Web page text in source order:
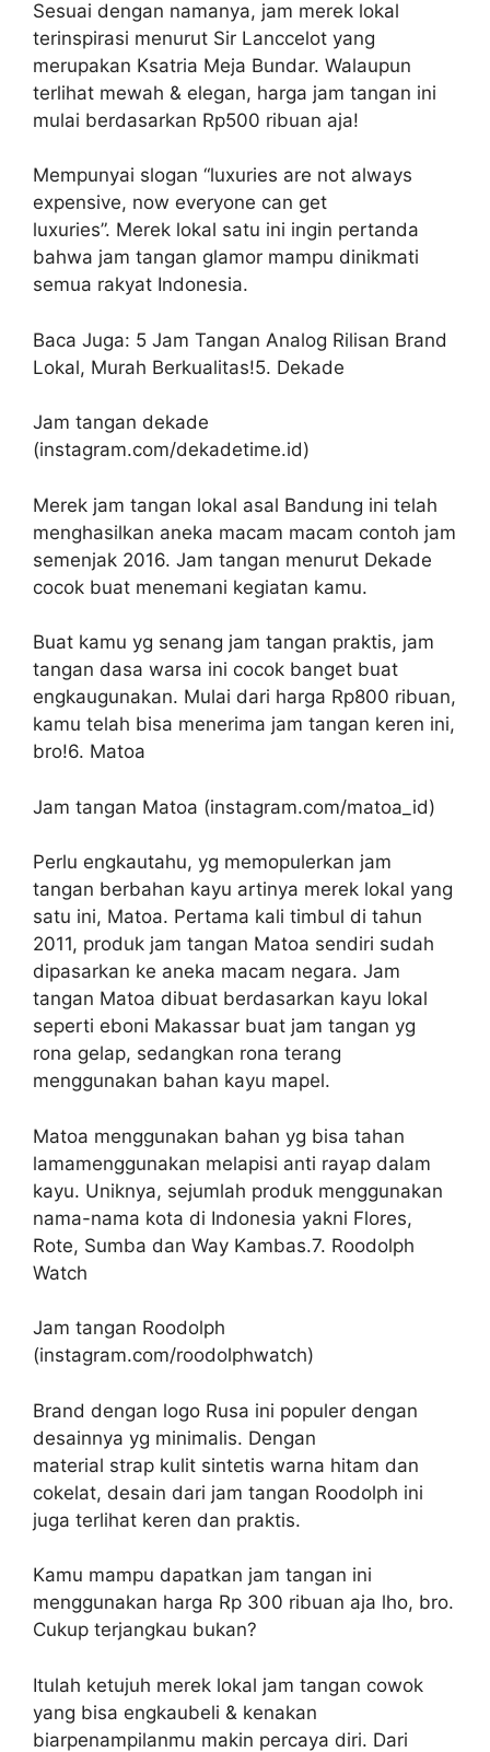
Sesuai dengan namanya, jam merek lokal
terinspirasi menurut Sir Lanccelot yang
merupakan Ksatria Meja Bundar. Walaupun
terlihat mewah & elegan, harga jam tangan ini
mulai berdasarkan Rp500 ribuan aja!
Mempunyai slogan “luxuries are not always
expensive, now everyone can get
luxuries”. Merek lokal satu ini ingin pertanda
bahwa jam tangan glamor mampu dinikmati
semua rakyat Indonesia.
Baca Juga: 5 Jam Tangan Analog Rilisan Brand
Lokal, Murah Berkualitas!5. Dekade
Jam tangan dekade
(instagram.com/dekadetime.id)
Merek jam tangan lokal asal Bandung ini telah
menghasilkan aneka macam macam contoh jam
semenjak 2016. Jam tangan menurut Dekade
cocok buat menemani kegiatan kamu.
Buat kamu yg senang jam tangan praktis, jam
tangan dasa warsa ini cocok banget buat
engkaugunakan. Mulai dari harga Rp800 ribuan,
kamu telah bisa menerima jam tangan keren ini,
bro!6. Matoa
Jam tangan Matoa (instagram.com/matoa_id)
Perlu engkautahu, yg memopulerkan jam
tangan berbahan kayu artinya merek lokal yang
satu ini, Matoa. Pertama kali timbul di tahun
2011, produk jam tangan Matoa sendiri sudah
dipasarkan ke aneka macam negara. Jam
tangan Matoa dibuat berdasarkan kayu lokal
seperti eboni Makassar buat jam tangan yg
rona gelap, sedangkan rona terang
menggunakan bahan kayu mapel.
Matoa menggunakan bahan yg bisa tahan
lamamenggunakan melapisi anti rayap dalam
kayu. Uniknya, sejumlah produk menggunakan
nama-nama kota di Indonesia yakni Flores,
Rote, Sumba dan Way Kambas.7. Roodolph
Watch
Jam tangan Roodolph
(instagram.com/roodolphwatch)
Brand dengan logo Rusa ini populer dengan
desainnya yg minimalis. Dengan
material strap kulit sintetis warna hitam dan
cokelat, desain dari jam tangan Roodolph ini
juga terlihat keren dan praktis.
Kamu mampu dapatkan jam tangan ini
menggunakan harga Rp 300 ribuan aja lho, bro.
Cukup terjangkau bukan?
Itulah ketujuh merek lokal jam tangan cowok
yang bisa engkaubeli & kenakan
biarpenampilanmu makin percaya diri. Dari